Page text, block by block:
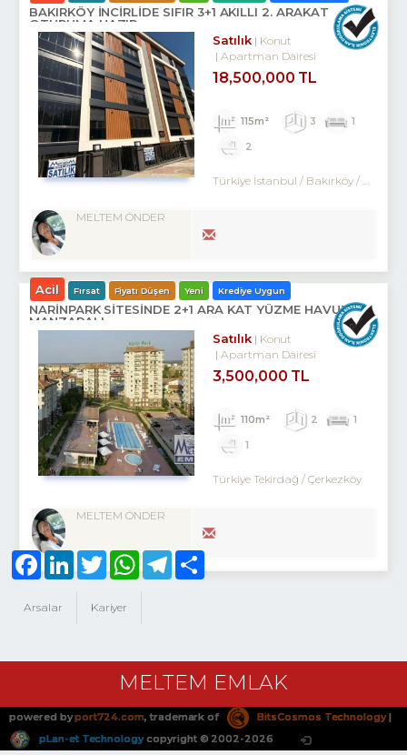
BAKIRKÖY İNCİRLİDE SIFIR 3+1 AKILLI 2. ARAKAT
OTURUMA HAZIR
Satılık
Konut
Apartman Dairesi
18,500,000 TL
115m² 3
1
2
Türkiye İstanbul / Bakırköy/ Kartaltepe
MELTEM ÖNDER
Acil Fırsat Fiyatı Düşen Yeni Krediye Uygun
NARİNPARK SİTESİNDE 2+1 ARA KAT YÜZME HAVUZ
MANZARALI
Satılık
Konut
Apartman Dairesi
3,500,000 TL
110m² 2
1
1
Türkiye Tekirdağ / Çerkezköy
MELTEM ÖNDER
Arsalar Kariyer
FacebookLinkedInTwitter WhatsAppTelegram
MELTEM EMLAK
powered byport724.com, trademark of BitsCosmos Technology|
pLan-et Technologycopyright © 2002-2026